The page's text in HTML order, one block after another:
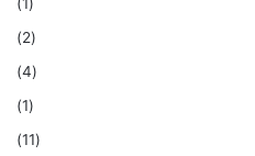
(2)
(4)
(1)
(11)